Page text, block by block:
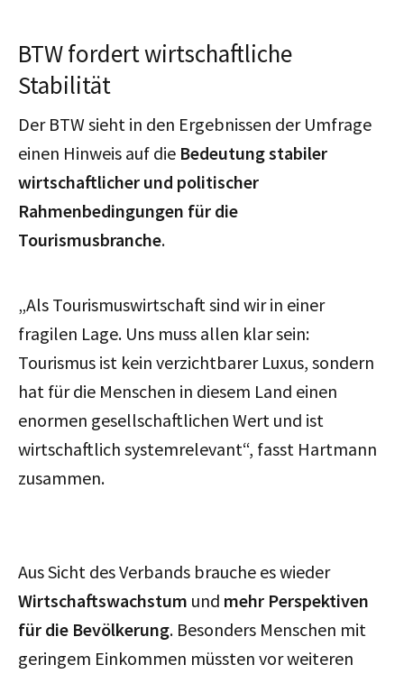
BTW fordert wirtschaftliche
Stabilität
Der BTW sieht in den Ergebnissen der Umfrage
einen Hinweis auf die Bedeutung stabiler
wirtschaftlicher und politischer
Rahmenbedingungen für die
Tourismusbranche.
„Als Tourismuswirtschaft sind wir in einer
fragilen Lage. Uns muss allen klar sein:
Tourismus ist kein verzichtbarer Luxus, sondern
hat für die Menschen in diesem Land einen
enormen gesellschaftlichen Wert und ist
wirtschaftlich systemrelevant“, fasst Hartmann
zusammen.
Aus Sicht des Verbands brauche es wieder
Wirtschaftswachstum und mehr Perspektiven
für die Bevölkerung. Besonders Menschen mit
geringem Einkommen müssten vor weiteren